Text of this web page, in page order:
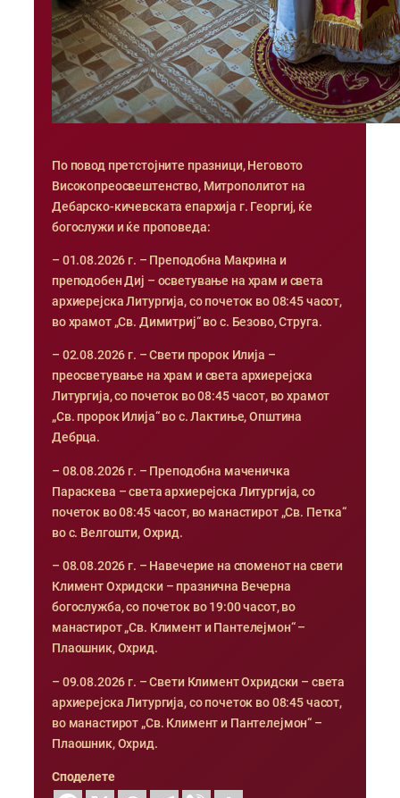
По повод претстојните празници, Неговото
Високопреосвештенство, Митрополитот на
Дебарско-кичевската епархија г. Георгиј, ќе
богослужи и ќе проповеда:
– 01.08.2026 г. – Преподобна Макрина и
преподобен Диј – осветување на храм и света
архиерејска Литургија, со почеток во 08:45 часот,
во храмот „Св. Димитриј“ во с. Безово, Струга.
– 02.08.2026 г. – Свети пророк Илија –
преосветување на храм и света архиерејска
Литургија, со почеток во 08:45 часот, во храмот
„Св. пророк Илија“ во с. Лактиње, Општина
Дебрца.
– 08.08.2026 г. – Преподобна маченичка
Параскева – света архиерејска Литургија, со
почеток во 08:45 часот, во манастирот „Св. Петка“
во с. Велгошти, Охрид.
– 08.08.2026 г. – Навечерие на споменот на свети
Климент Охридски – празнична Вечерна
богослужба, со почеток во 19:00 часот, во
манастирот „Св. Климент и Пантелејмон“ –
Плаошник, Охрид.
– 09.08.2026 г. – Свети Климент Охридски – света
архиерејска Литургија, со почеток во 08:45 часот,
во манастирот „Св. Климент и Пантелејмон“ –
Плаошник, Охрид.
Споделете